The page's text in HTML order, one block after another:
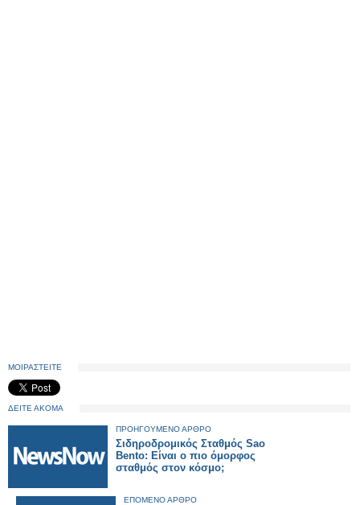
ΜΟΙΡΑΣΤΕΙΤΕ
ΔΕΙΤΕ ΑΚΟΜΑ
ΠΡΟΗΓΟΥΜΕΝΟ ΑΡΘΡΟ
Σιδηροδρομικός Σταθμός Sao
Bento: Είναι ο πιο όμορφος
σταθμός στον κόσμο;
ΕΠΟΜΕΝΟ ΑΡΘΡΟ